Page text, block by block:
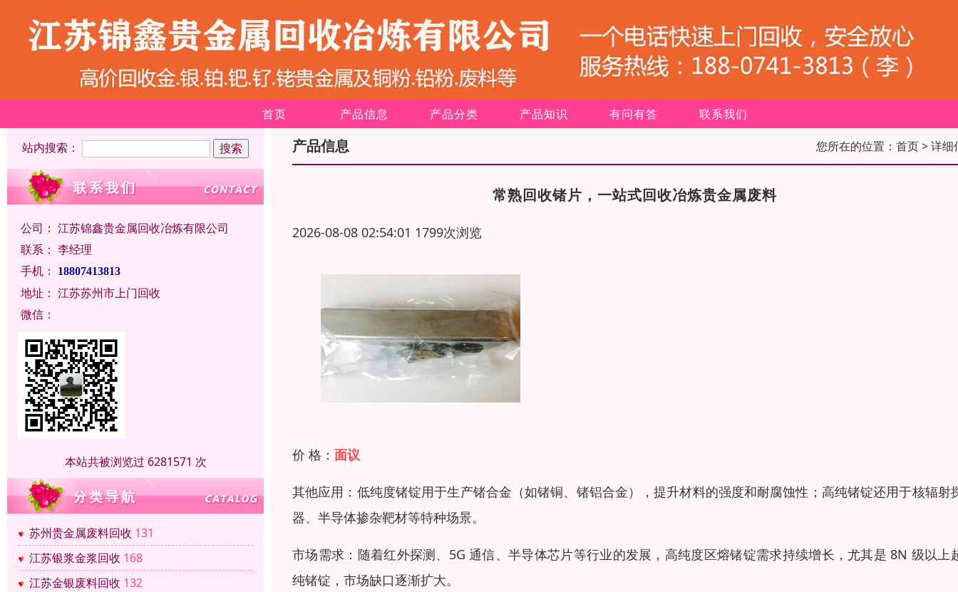
首页 产品信息 产品分类 产品知识 有问有答 联系我们
站内搜索：
公司： 江苏锦鑫贵金属回收冶炼有限公司
联系： 李经理
手机：
18807413813
地址： 江苏苏州市上门回收
微信：
本站共被浏览过 6281571 次
苏州贵金属废料回收 131
江苏银浆金浆回收 168
江苏金银废料回收 132
产品信息 您所在的位置： 首页> 详细
常熟回收锗片，一站式回收冶炼贵金属废料
2026-08-08 02:54:01 1799次浏览
价 格： 面议
其他应用：低纯度锗锭用于生产锗合金（如锗铜、锗铝合金），提升材料的强度和耐腐蚀性；高纯锗锭还用于核辐射
器、半导体掺杂靶材等特种场景。
市场需求：随着红外探测、5G 通信、半导体芯片等行业的发展，高纯度区熔锗锭需求持续增长，尤其是 8N 级以上
纯锗锭，市场缺口逐渐扩大。